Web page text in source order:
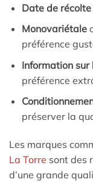
Date de récolte
Monovariétale
préférence
Information sur
préférence
préserver la
Les marques
La Torre sont des
d’une grande